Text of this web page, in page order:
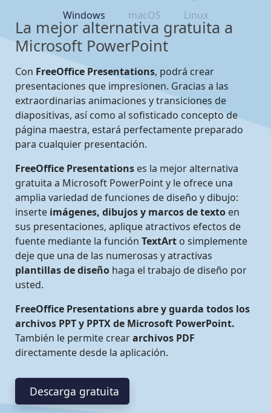
Windows macOS Linux
La mejor alternativa gratuita a
Microsoft PowerPoint
Con FreeOffice Presentations, podrá crear
presentaciones que impresionen. Gracias a las
extraordinarias animaciones y transiciones de
diapositivas, así como al sofisticado concepto de
página maestra, estará perfectamente preparado
para cualquier presentación.
FreeOffice Presentations es la mejor alternativa
gratuita a Microsoft PowerPoint y le ofrece una
amplia variedad de funciones de diseño y dibujo:
inserte imágenes, dibujos y marcos de texto en
sus presentaciones, aplique atractivos efectos de
fuente mediante la función TextArt o simplemente
deje que una de las numerosas y atractivas
plantillas de diseño haga el trabajo de diseño por
usted.
FreeOffice Presentations abre y guarda todos los
archivos PPT y PPTX de Microsoft PowerPoint.
También le permite creararchivos PDF
directamente desde la aplicación.
Descarga gratuita